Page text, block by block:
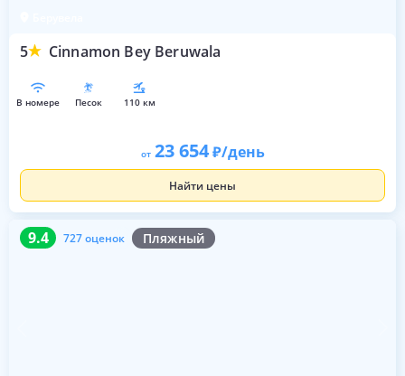
5 Cinnamon Bey Beruwala
в номере песок 110 км
от 23 654 /день
Найти цены
9.4 727 оценок Пляжный
9.4 727 оценок